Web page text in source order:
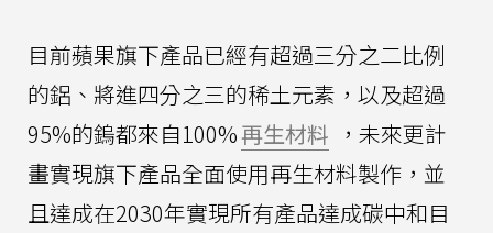
目前蘋果旗下產品已經有超過三分之二比例
的鋁、將進四分之三的稀土元素，以及超過
95%的鎢都來自100%再生材料 ，未來更計
畫實現旗下產品全面使用再生材料製作，並
且達成在2030年實現所有產品達成碳中和目